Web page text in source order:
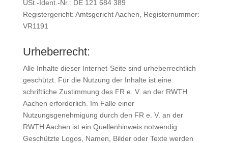
USt.-Ident.-Nr.: DE 121 684 389
Registergericht: Amtsgericht Aachen, Registernummer:
VR1191
Urheberrecht:
Alle Inhalte dieser Internet-Seite sind urheberrechtlich
geschützt. Für die Nutzung der Inhalte ist eine
schriftliche Zustimmung des FR e. V. an der RWTH
Aachen erforderlich. Im Falle einer
Nutzungsgenehmigung durch den FR e. V. an der
RWTH Aachen ist ein Quellenhinweis notwendig.
Geschützte Logos, Namen, Bilder oder Texte werden